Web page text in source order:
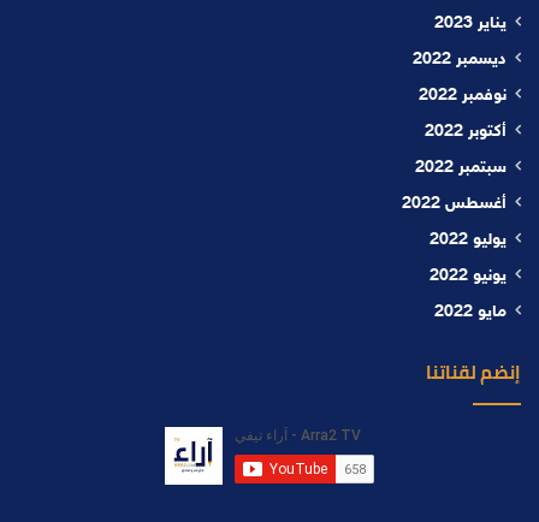
يناير 2023
ديسمبر 2022
نوفمبر 2022
أكتوبر 2022
سبتمبر 2022
أغسطس 2022
يوليو 2022
يونيو 2022
مايو 2022
إنضم لقناتنا